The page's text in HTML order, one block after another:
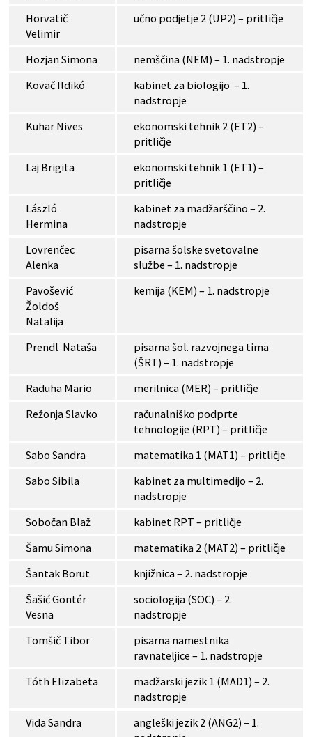
Horvatič
Velimir
učno podjetje 2 (UP2) – pritličje
Hozjan Simona
nemščina (NEM) – 1. nadstropje
Kovač Ildikó
kabinet za biologijo – 1.
nadstropje
Kuhar Nives
ekonomski tehnik 2 (ET2) –
pritličje
Laj Brigita
ekonomski tehnik 1 (ET1) –
pritličje
László
Hermina
kabinet za madžarščino – 2.
nadstropje
Lovrenčec
Alenka
pisarna šolske svetovalne
službe – 1. nadstropje
Pavošević
Žoldoš
Natalija
kemija (KEM) – 1. nadstropje
Prendl Nataša
pisarna šol. razvojnega tima
(ŠRT) – 1. nadstropje
Raduha Mario
merilnica (MER) – pritličje
Režonja Slavko
računalniško podprte
tehnologije (RPT) – pritličje
Sabo Sandra
matematika 1 (MAT1) – pritličje
Sabo Sibila
kabinet za multimedijo – 2.
nadstropje
Sobočan Blaž
kabinet RPT – pritličje
Šamu Simona
matematika 2 (MAT2) – pritličje
Šantak Borut
knjižnica – 2. nadstropje
Šašić Göntér
Vesna
sociologija (SOC) – 2.
nadstropje
Tomšič Tibor
pisarna namestnika
ravnateljice – 1. nadstropje
Tóth Elizabeta
madžarski jezik 1 (MAD1) – 2.
nadstropje
Vida Sandra
angleški jezik 2 (ANG2) – 1.